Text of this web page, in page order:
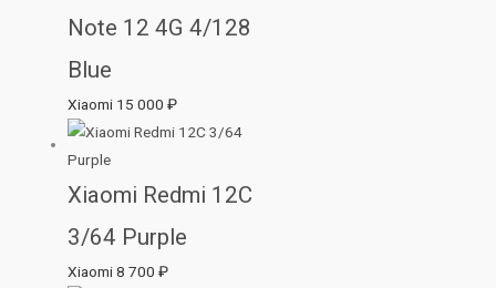
Note 12 4G 4/128
Blue
Xiaomi 15 000₽
Xiaomi Redmi 12C
3/64 Purple
Xiaomi8 700₽